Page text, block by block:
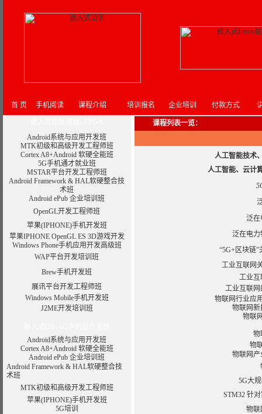
首 页 手机阅读 课程介绍 培训报名 企业培训 付款方式
Android系统与应用开发班
MTK初级和高级开发工程师班
Cortex A8+Android 软硬全能班
5G手机通才就业班
MSTAR平台开发工程师班
Android Framework & HAL软硬整合技
术班
Android ePub 企业培训班
OpenGL开发工程师班
苹果(IPHONE)手机开发班
苹果IPHONE OpenGL ES 3D游戏开发
Windows Phone手机应用开发高级班
WAP平台开发培训班
Brew手机开发班
展讯平台开发工程师班
Windows Mobile手机开发班
J2ME开发培训班
Android系统与应用开发班
Cortex A8+Android 软硬全能班
Android ePub 企业培训班
Android Framework & HAL软硬整合技
术班
MTK初级和高级开发工程师班
苹果(IPHONE)手机开发班
5G培训
课程列表一览：
人工智能技术
人工智能、云计
泛在
泛在电力
“5G+区块链
工业互联网
工业互
工业互联
物联网行业应
物联网新
物联
物
物
物联网产
5G大
STM32 针
物联